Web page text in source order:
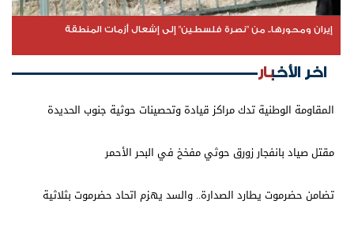
إيران ومحورها.. من "نصرة فلسطين" إلى إشعال أزمات المنطقة
اخر الأخبار
المقاومة الوطنية تدك مراكز قيادة وتحصينات حوثية جنوب الحديدة
مقتل صياد بانفجار زورق حوثي مفخخ في البحر الأحمر
تضامن حضرموت يطارد الصدارة.. والسد يهزم اتحاد حضرموت بثلاثية